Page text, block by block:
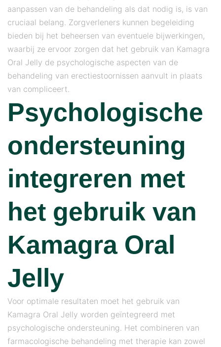
aanpassen van de behandeling als dat nodig is, is van
cruciaal belang. Zorgverleners kunnen begeleiding
bieden bij het beheersen van eventuele bijwerkingen,
waarbij ze ervoor zorgen dat het gebruik van Kamagra
Oral Jelly de psychologische aspecten van de
behandeling van erectiestoornissen aanvult in plaats
van compliceert.
Psychologische
ondersteuning
integreren met
het gebruik van
Kamagra Oral
Jelly
Voor optimale resultaten moet het gebruik van
Kamagra Oral Jelly worden geïntegreerd met
psychologische ondersteuning. Het combineren van
farmacologische behandeling met therapie kan zowel